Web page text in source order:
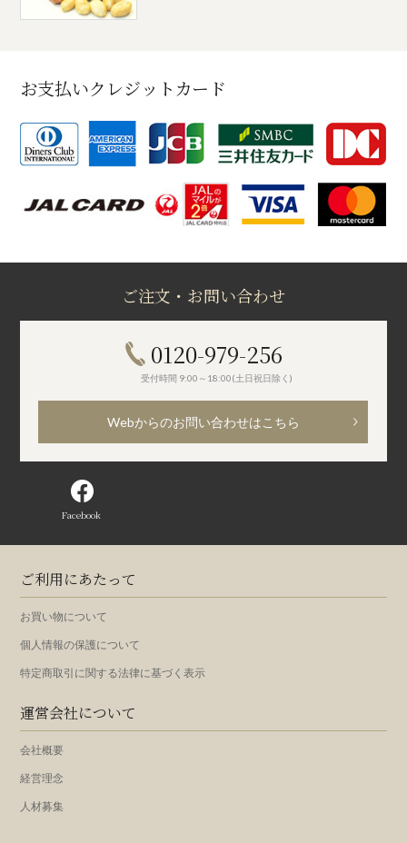
お支払いクレジットカード
ご注文・お問い合わせ
0120-979-256
受付時間 9:00～18:00(土日祝日除く)
Webからのお問い合わせはこちら
Facebook
ご利用にあたって
お買い物について
個人情報の保護について
特定商取引に関する法律に基づく表示
運営会社について
会社概要
経営理念
人材募集